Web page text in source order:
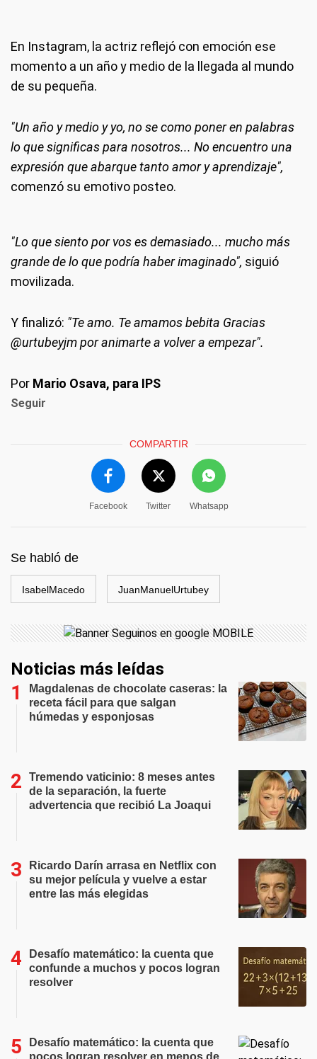
En Instagram, la actriz reflejó con emoción ese
momento a un año y medio de la llegada al mundo
de su pequeña.
"Un año y medio y yo, no se como poner en palabras
lo que significas para nosotros... No encuentro una
expresión que abarque tanto amor y aprendizaje",
comenzó su emotivo posteo.
"Lo que siento por vos es demasiado... mucho más
grande de lo que podría haber imaginado", siguió
movilizada.
Y finalizó: "Te amo. Te amamos bebita Gracias
@urtubeyjm por animarte a volver a empezar".
Por Mario Osava, para IPS
Seguir
COMPARTIR
Facebook Twitter Whatsapp
Se habló de
IsabelMacedo JuanManuelUrtubey
Noticias más leídas
Magdalenas de chocolate caseras: la
receta fácil para que salgan
húmedas y esponjosas
Tremendo vaticinio: 8 meses antes
de la separación, la fuerte
advertencia que recibió La Joaqui
Ricardo Darín arrasa en Netflix con
su mejor película y vuelve a estar
entre las más elegidas
Desafío matemático: la cuenta que
confunde a muchos y pocos logran
resolver
Desafío matemático: la cuenta que
pocos logran resolver en menos de